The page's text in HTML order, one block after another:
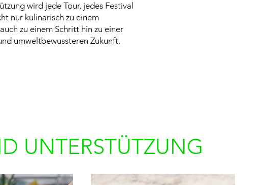
wird jede Tour, jedes Festival
nur kulinarisch zu einem
zu einem Schritt hin zu einer
umweltbewussteren Zukunft.
UNTERSTÜTZUNG